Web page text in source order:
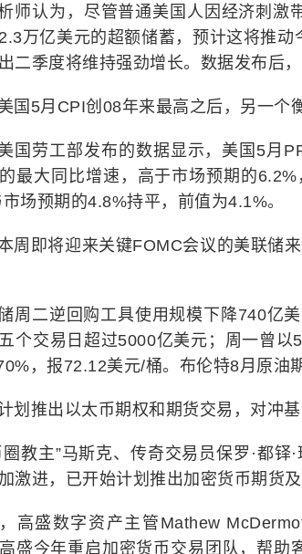
师认为，尽管普通美国人因经济刺激
万亿美元的超额储蓄，预计这将推
二季度将维持强劲增长。数据发布后
国5月CPI创08年来最高之后，另一个
国劳工部发布的数据显示，美国5月
最大同比增速，高于市场预期的
场预期的4.8%持平，前值为4.1%。
周即将迎来关键FOMC会议的美联储
周二逆回购工具使用规模下降740亿
个交易日超过5000亿美元；周一曾
，报72.12美元/桶。布伦特8月原油
划推出以太币期权和期货交易，对冲基
圈教主”马斯克、传奇交易员保罗·都铎
激进，已开始计划推出加密货币期货及
高盛数字资产主管Mathew
盛今年重启加密货币交易团队，帮